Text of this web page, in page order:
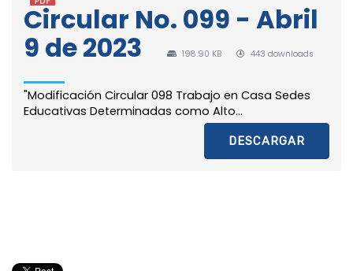
Circular No. 099 - Abril
9 de 2023
198.90 KB 443 downloads
"Modificación Circular 098 Trabajo en Casa Sedes
Educativas Determinadas como Alto...
DESCARGAR